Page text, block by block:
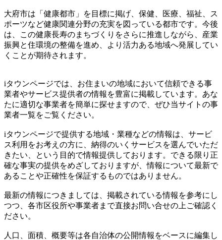
大府市は「健康都市」を目標に掲げ、保健、医療、福祉、ス
ポーツなど健康関連分野の充実を図っている都市です。今後
は、この健康長寿のまちづくりをさらに推進しながら、産業
振興と住環境の整備を進め、より活力ある地域へ発展してい
くことが期待されます。
iタウンページでは、お住まいの地域において信頼できる事
業者やサービス提供者の情報を豊富に掲載しています。あな
たに適切な事業者を簡単に探せますので、ぜひ当サイトの事
業者一覧をご覧ください。
iタウンページで提供する地域・業種などの情報は、サービ
ス利用をお考えの方に、納得のいくサービスを選んでいただ
きたい、という目的で情報提供しております。できる限り正
確な事実の提供をめざしておりますが、情報について最新で
あることや正確性を保証するものではありません。
最新の情報につきましては、掲載されている情報を参考にし
つつ、各市区役所や事業者まで直接お問い合せの上ご確認く
ださい。
人口、面積、概要等は各自治体の公開情報をベースに編集し